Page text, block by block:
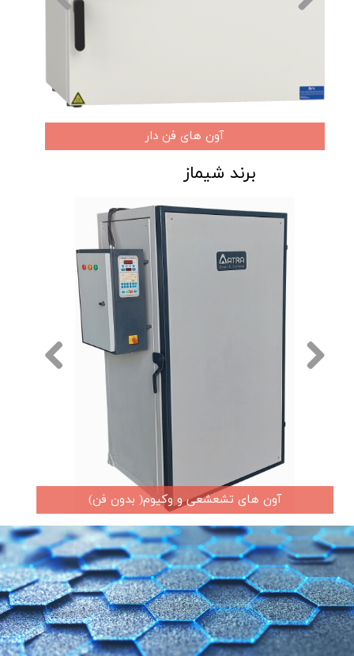
آون های فن دار
آون های تشعشعی و وکیوم( بدون فن)
برند شیماز